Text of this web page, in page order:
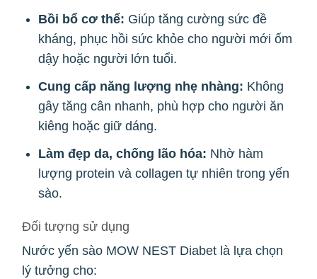
Bồi bổ cơ thể: Giúp tăng cường sức đề
kháng, phục hồi sức khỏe cho người mới ốm
dậy hoặc người lớn tuổi.
Cung cấp năng lượng nhẹ nhàng: Không
gây tăng cân nhanh, phù hợp cho người ăn
kiêng hoặc giữ dáng.
Làm đẹp da, chống lão hóa: Nhờ hàm
lượng protein và collagen tự nhiên trong yến
sào.
Đối tượng sử dụng
Nước yến sào MOW NEST Diabet là lựa chọn
lý tưởng cho: